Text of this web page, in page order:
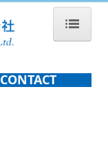
CONTACT